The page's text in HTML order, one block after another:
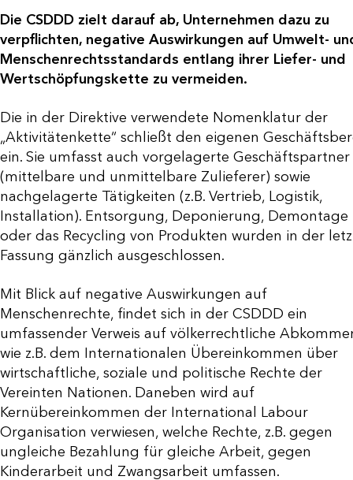
Die CSDDD zielt darauf ab, Unternehmen dazu zu
verpflichten, negative Auswirkungen auf Umwelt-
Menschenrechtsstandards entlang ihrer Liefer- und
Wertschöpfungskette zu vermeiden.
Die in der Direktive verwendete Nomenklatur der
„Aktivitätenkette“ schließt den eigenen
ein. Sie umfasst auch vorgelagerte Geschäftspartner
(mittelbare und unmittelbare Zulieferer) sowie
nachgelagerte Tätigkeiten (z.B. Vertrieb, Logistik,
Installation). Entsorgung, Deponierung, Demontage
oder das Recycling von Produkten wurden in der
Fassung gänzlich ausgeschlossen.
Mit Blick auf negative Auswirkungen auf
Menschenrechte, findet sich in der CSDDD ein
umfassender Verweis auf völkerrechtliche
wie z.B. dem Internationalen Übereinkommen über
wirtschaftliche, soziale und politische Rechte der
Vereinten Nationen. Daneben wird auf
Kernübereinkommen der International Labour
Organisation verwiesen, welche Rechte, z.B. gegen
ungleiche Bezahlung für gleiche Arbeit, gegen
Kinderarbeit und Zwangsarbeit umfassen.